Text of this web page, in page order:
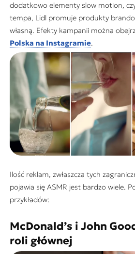
dodatkowo elementy slow motion,
tempa, Lidl promuje produkty
własną. Efekty kampanii można
Polska na Instagramie.
Ilość reklam, zwłaszcza tych
pojawia się ASMR jest bardzo wiele.
przykładów:
McDonald’s i John
roli głównej